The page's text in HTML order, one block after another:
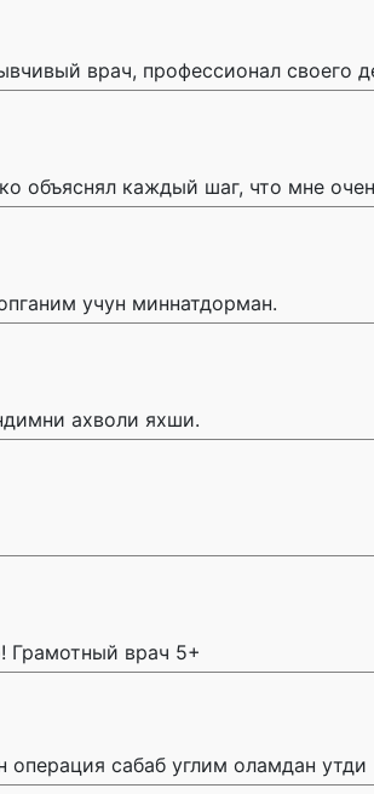
врач, профессионал своего
объяснял каждый шаг, что мне
учун миннатдорман.
ахволи яхши.
Грамотный врач 5+
сабаб углим оламдан утди